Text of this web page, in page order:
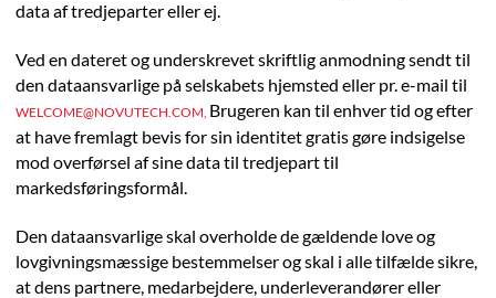
data af tredjeparter eller ej.
Ved en dateret og underskrevet skriftlig anmodning sendt til
den dataansvarlige på selskabets hjemsted eller pr. e-mail til
WELCOME@NOVUTECH.COM, Brugeren kan til enhver tid og efter
at have fremlagt bevis for sin identitet gratis gøre indsigelse
mod overførsel af sine data til tredjepart til
markedsføringsformål.
Den dataansvarlige skal overholde de gældende love og
lovgivningsmæssige bestemmelser og skal i alle tilfælde sikre,
at dens partnere, medarbejdere, underleverandører eller